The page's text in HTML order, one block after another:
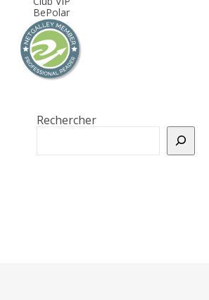
BePolar
Rechercher